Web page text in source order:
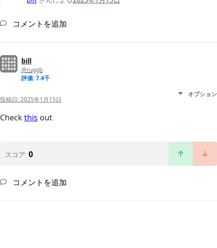
コメントを追加
bill
@ruggb
評価: 7.4千
投稿日:2025年1月15日
オプション
Checkthis out
スコア 0
コメントを追加